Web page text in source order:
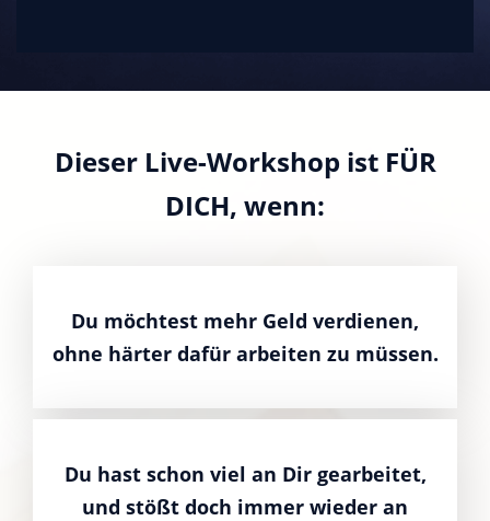
Dieser Live-Workshop ist FÜR
DICH, wenn:
Du möchtest mehr Geld verdienen,
ohne härter dafür arbeiten zu müssen.
Du hast schon viel an Dir gearbeitet,
und stößt doch immer wieder an